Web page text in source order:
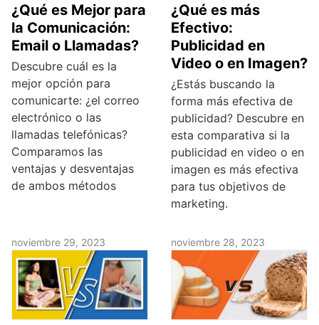
¿Qué es Mejor para
la Comunicación:
Email o Llamadas?
Descubre cuál es la
mejor opción para
comunicarte: ¿el correo
electrónico o las
llamadas telefónicas?
Comparamos las
ventajas y desventajas
de ambos métodos
¿Qué es más
Efectivo:
Publicidad en
Video o en Imagen?
¿Estás buscando la
forma más efectiva de
publicidad? Descubre en
esta comparativa si la
publicidad en video o en
imagen es más efectiva
para tus objetivos de
marketing.
noviembre 29, 2023 noviembre 28, 2023